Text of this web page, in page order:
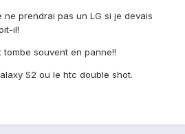
prendrai pas un LG si je devais
il!
souvent en panne!!
S2 ou le htc double shot.